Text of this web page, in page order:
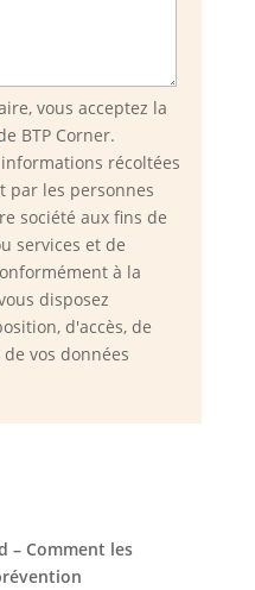
vous acceptez la
BTP Corner.
récoltées
par les personnes
société aux fins de
services et de
à la
disposez
d'accès, de
vos données
– Comment les